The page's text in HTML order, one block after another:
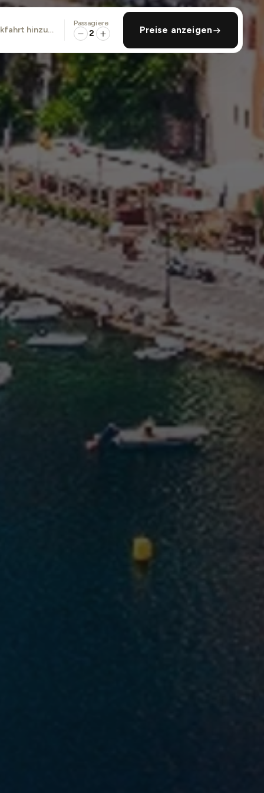
hinzufügen
Passagiere
2 Preise anzeigen